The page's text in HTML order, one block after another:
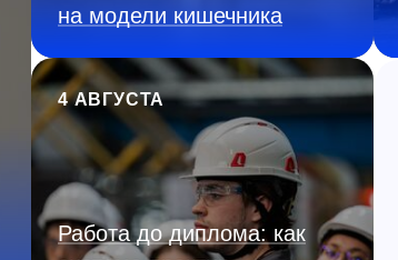
на модели кишечника
4 АВГУСТА
Работа до диплома: как